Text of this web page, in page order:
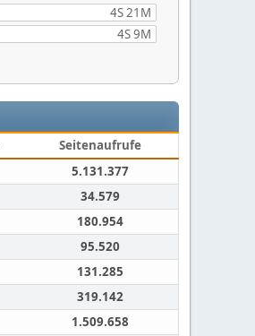
4S 21M
4S 9M
Seitenaufrufe
5.131.377
34.579
180.954
95.520
131.285
319.142
1.509.658